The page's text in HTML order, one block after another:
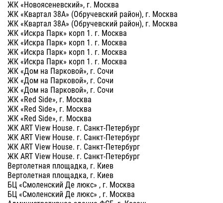
ЖК «Новоясеневский», г. Москва
ЖК «Квартал 38А» (Обручевский район), г. Москва
ЖК «Квартал 38А» (Обручевский район), г. Москва
ЖК «Искра Парк» корп 1. г. Москва
ЖК «Искра Парк» корп 1. г. Москва
ЖК «Искра Парк» корп 1. г. Москва
ЖК «Искра Парк» корп 1. г. Москва
ЖК «Дом на Парковой», г. Сочи
ЖК «Дом на Парковой», г. Сочи
ЖК «Дом на Парковой», г. Сочи
ЖК «Red Side», г. Москва
ЖК «Red Side», г. Москва
ЖК «Red Side», г. Москва
ЖК ART View House. г. Санкт-Петербург
ЖК ART View House. г. Санкт-Петербург
ЖК ART View House. г. Санкт-Петербург
ЖК ART View House. г. Санкт-Петербург
Вертолетная площадка, г. Киев
Вертолетная площадка, г. Киев
БЦ «Смоленский Де люкс» , г. Москва
БЦ «Смоленский Де люкс» , г. Москва